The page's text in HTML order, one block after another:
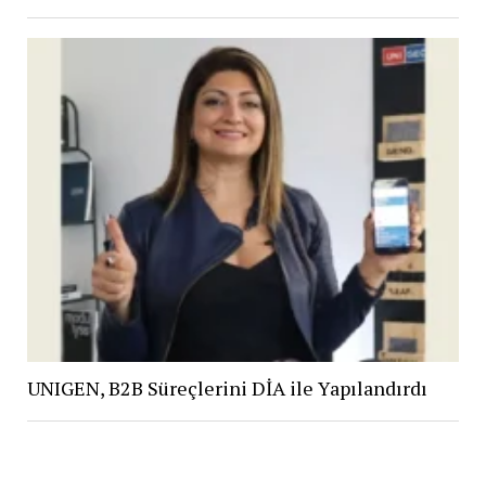
UNIGEN, B2B Süreçlerini DİA ile Yapılandırdı